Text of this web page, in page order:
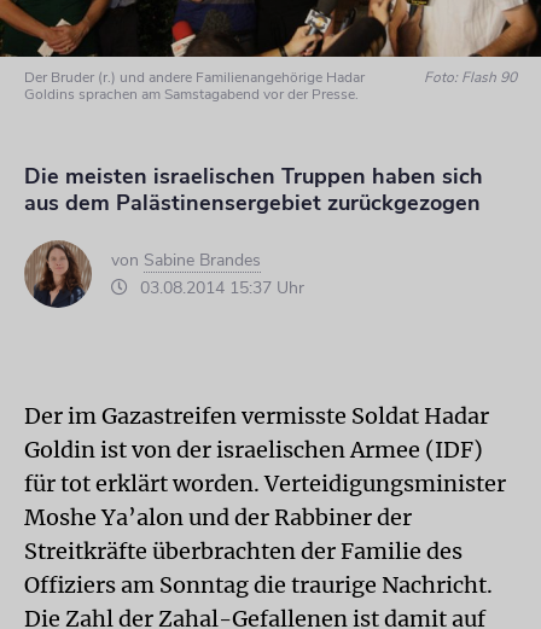
Der Bruder (r.) und andere Familienangehörige Hadar
Goldins sprachen am Samstagabend vor der Presse.
Foto: Flash 90
Die meisten israelischen Truppen haben sich
aus dem Palästinensergebiet zurückgezogen
von Sabine Brandes
03.08.2014 15:37 Uhr
Der im Gazastreifen vermisste Soldat Hadar
Goldin ist von der israelischen Armee (IDF)
für tot erklärt worden. Verteidigungsminister
Moshe Ya’alon und der Rabbiner der
Streitkräfte überbrachten der Familie des
Offiziers am Sonntag die traurige Nachricht.
Die Zahl der Zahal-Gefallenen ist damit auf